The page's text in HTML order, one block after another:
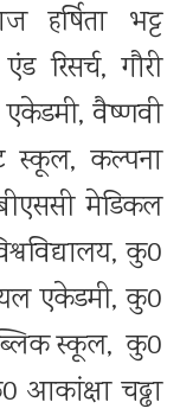
हर्षिता भट्ट
रिसर्च, गौरी
वैष्णवी
स्कूल, कल्पना
मेडिकल
कु0
एकेडमी, कु0
स्कूल, कु0
आकांक्षा चढ्ढा